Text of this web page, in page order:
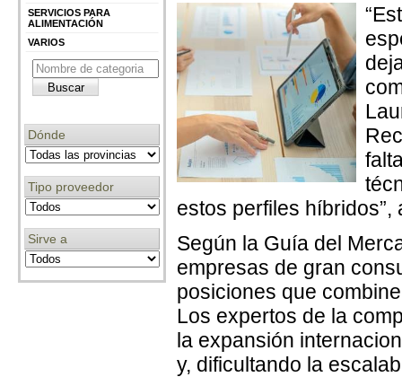
SERVICIOS PARA
ALIMENTACIÓN
VARIOS
Dónde
Tipo proveedor
Sirve a
estos perfiles híbridos”,
Según la Guía del
empresas de gran
posiciones que
Los expertos de la
la expansión
y, dificultando la